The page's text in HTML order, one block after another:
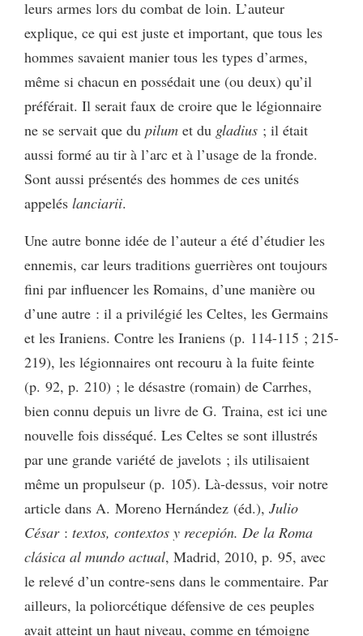
leurs armes lors du combat de loin. L’auteur
explique, ce qui est juste et important, que tous les
hommes savaient manier tous les types d’armes,
même si chacun en possédait une (ou deux) qu’il
préférait. Il serait faux de croire que le légionnaire
ne se servait que du pilum et du gladius ; il était
aussi formé au tir à l’arc et à l’usage de la fronde.
Sont aussi présentés des hommes de ces unités
appelés lanciarii.
Une autre bonne idée de l’auteur a été d’étudier les
ennemis, car leurs traditions guerrières ont toujours
fini par influencer les Romains, d’une manière ou
d’une autre : il a privilégié les Celtes, les Germains
et les Iraniens. Contre les Iraniens (p. 114-115 ; 215-
219), les légionnaires ont recouru à la fuite feinte
(p. 92, p. 210) ; le désastre (romain) de Carrhes,
bien connu depuis un livre de G. Traina, est ici une
nouvelle fois disséqué. Les Celtes se sont illustrés
par une grande variété de javelots ; ils utilisaient
même un propulseur (p. 105). Là-dessus, voir notre
article dans A. Moreno Hernández (éd.), Julio
César : textos, contextos y recepión. De la Roma
clásica al mundo actual, Madrid, 2010, p. 95, avec
le relevé d’un contre-sens dans le commentaire. Par
ailleurs, la poliorcétique défensive de ces peuples
avait atteint un haut niveau, comme en témoigne